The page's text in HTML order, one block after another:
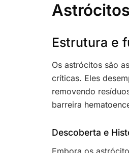
Estrutura e
Os astrócitos são
críticas. Eles
removendo
barreira
Descoberta e
Embora os